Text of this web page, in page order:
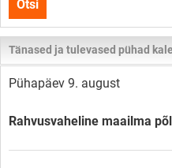
lehelt
Otsi
Tänased ja tulevased pühad
Pühapäev 9. august
Rahvusvaheline maailma